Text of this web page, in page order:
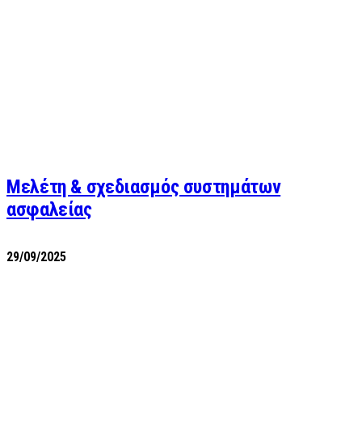
Μελέτη & σχεδιασμός συστημάτων
ασφαλείας
29/09/2025